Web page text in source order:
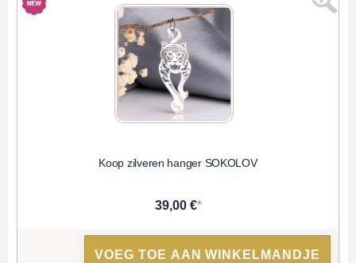
Koop zilveren hanger SOKOLOV
39,00 €*
VOEG TOE AAN WINKELMANDJE